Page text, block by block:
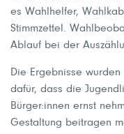
es Wahlhelfer,
Stimmzettel.
Ablauf bei der
Die Ergebnisse
dafür, dass die
Bürger:innen ernst
Gestaltung beitragen